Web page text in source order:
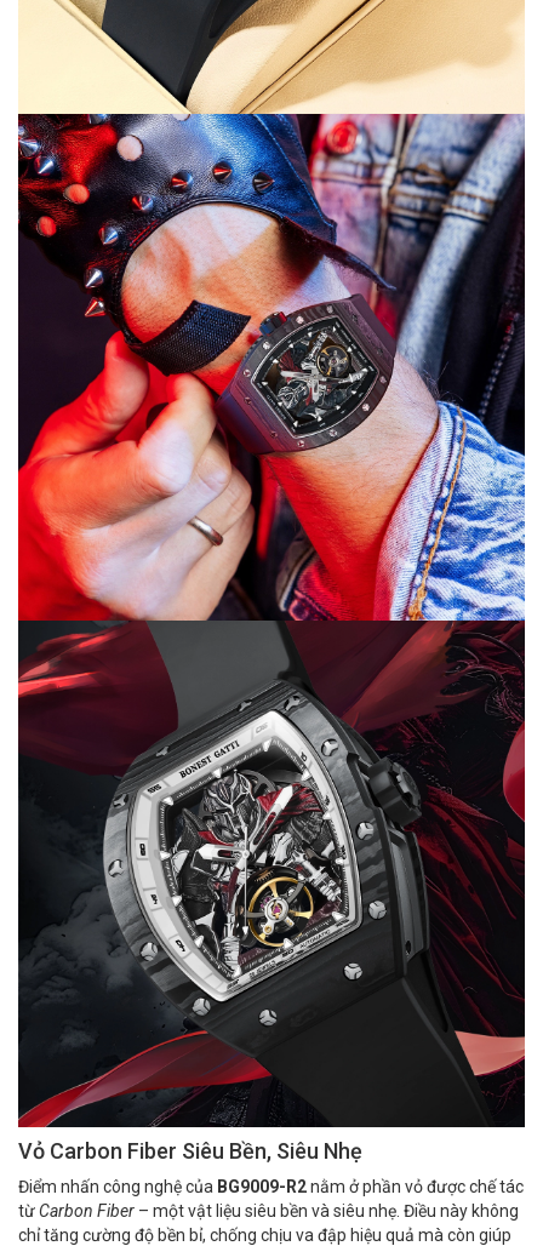
Vỏ Carbon Fiber Siêu Bền, Siêu Nhẹ
Điểm nhấn công nghệ của BG9009-R2nằm ở phần vỏ được chế tác
từCarbon Fiber – một vật liệu siêu bền và siêu nhẹ. Điều này không
chỉ tăng cường độ bền bỉ, chống chịu va đập hiệu quả mà còn giúp